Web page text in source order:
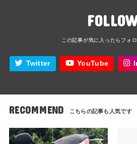
Twitter YouTube
RECOMMEND